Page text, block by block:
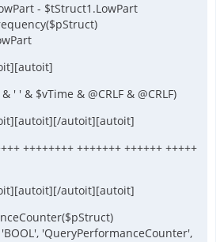
- $tStruct1.LowPart
' ' & $vTime & @CRLF & @CRLF)
autoit][autoit]
++++++++ +++++++ ++++++ +++++
autoit][autoit]
'QueryPerformanceCounter',